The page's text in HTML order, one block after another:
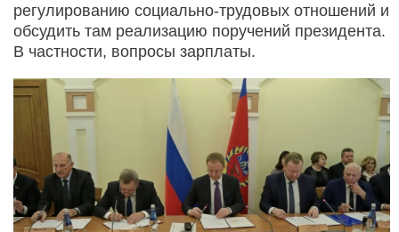
регулированию социально-трудовых отношений и
обсудить там реализацию поручений президента.
В частности, вопросы зарплаты.